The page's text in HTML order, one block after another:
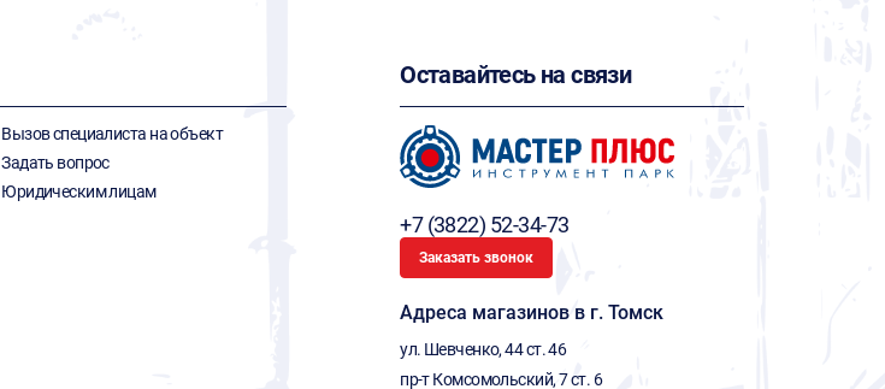
Вызов специалиста на объект
Задать вопрос
Юридическим лицам
Оставайтесь на связи
+7 (3822) 52-34-73
Заказать звонок
Адреса магазинов в г. Томск
ул. Шевченко, 44 ст. 46
пр-т Комсомольский, 7 ст. 6